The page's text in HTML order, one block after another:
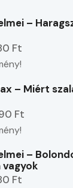
–
Ft
– Miért
Ft
–
vagyok
Ft